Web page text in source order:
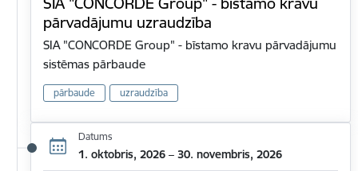
pārvadājumu uzraudzība
SIA "CONCORDE Group" - bīstamo kravu pārvadājumu
sistēmas pārbaude
pārbaude uzraudzība
Datums
1. oktobris, 2026 – 30. novembris, 2026